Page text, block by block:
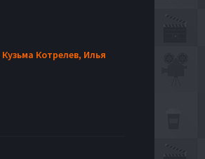
Кузьма Котрелев, Илья